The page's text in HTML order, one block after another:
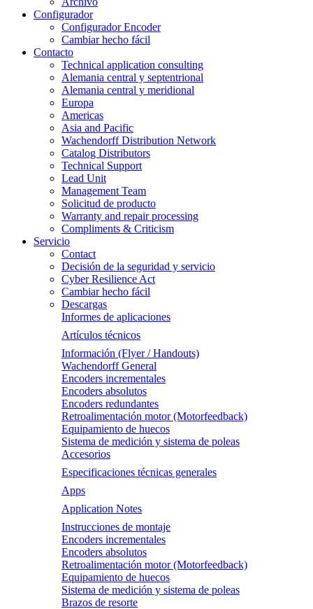
Configurador
Configurador Encoder
Cambiar hecho fácil
Contacto
Technical application consulting
Alemania central y septentrional
Alemania central y meridional
Europa
Americas
Asia and Pacific
Wachendorff Distribution Network
Catalog Distributors
Technical Support
Lead Unit
Management Team
Solicitud de producto
Warranty and repair processing
Compliments & Criticism
Servicio
Contact
Decisión de la seguridad y servicio
Cyber Resilience Act
Cambiar hecho fácil
Descargas
Informes de aplicaciones
Artículos técnicos
Información (Flyer / Handouts)
Wachendorff General
Encoders incrementales
Encoders absolutos
Encoders redundantes
Retroalimentación motor (Motorfeedback)
Equipamiento de huecos
Sistema de medición y sistema de poleas
Accesorios
Especificaciones técnicas generales
Apps
Application Notes
Instrucciones de montaje
Encoders incrementales
Encoders absolutos
Retroalimentación motor (Motorfeedback)
Equipamiento de huecos
Sistema de medición y sistema de poleas
Brazos de resorte